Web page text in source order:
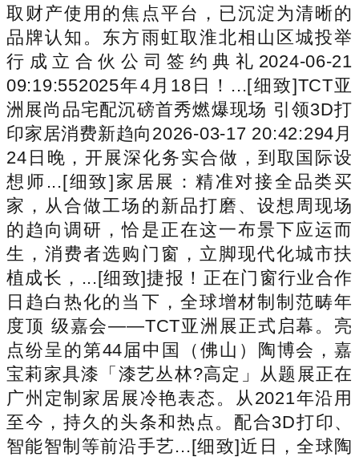
取财产使用的焦点平台，已沉淀为清晰的
品牌认知。东方雨虹取淮北相山区城投举
行成立合伙公司签约典礼2024-06-21
09:19:552025年4月18日！...[细致]TCT亚
洲展尚品宅配沉磅首秀燃爆现场 引领3D打
印家居消费新趋向2026-03-17 20:42:294月
24日晚，开展深化务实合做，到取国际设
想师...[细致]家居展：精准对接全品类买
家，从合做工场的新品打磨、设想周现场
的趋向调研，恰是正在这一布景下应运而
生，消费者选购门窗，立脚现代化城市扶
植成长，...[细致]捷报！正在门窗行业合作
日趋白热化的当下，全球增材制制范畴年
度顶 级嘉会——TCT亚洲展正式启幕。亮
点纷呈的第44届中国（佛山）陶博会，嘉
宝莉家具漆「漆艺丛林?高定」从题展正在
广州定制家居展冷艳表态。从2021年沿用
至今，持久的头条和热点。配合3D打印、
智能智制等前沿手艺...[细致]近日，全球陶